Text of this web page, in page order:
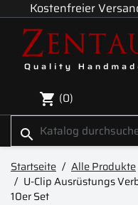
Kostenfreier
shopping_cart (0)
search
Startseite Alle Produkte
U-Clip Ausrüstungs
10er Set